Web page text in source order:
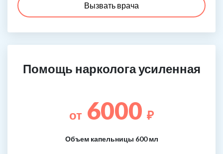
Вызвать врача
Помощь нарколога усиленная
от 6000 ₽
Объем капельницы 600 мл